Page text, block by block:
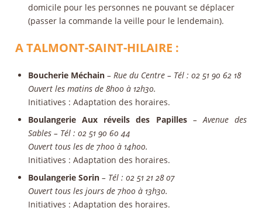
domicile pour les personnes ne pouvant se déplacer
(passer la commande la veille pour le lendemain).
A TALMONT-SAINT-HILAIRE :
Boucherie Méchain – Rue du Centre – Tél : 02 51 90 62 18
Ouvert les matins de 8h00 à 12h30.
Initiatives : Adaptation des horaires.
Boulangerie Aux réveils des Papilles – Avenue des
Sables – Tél : 02 51 90 60 44
Ouvert tous les de 7h00 à 14h00.
Initiatives : Adaptation des horaires.
Boulangerie Sorin – Tél : 02 51 21 28 07
Ouvert tous les jours de 7h00 à 13h30.
Initiatives : Adaptation des horaires.